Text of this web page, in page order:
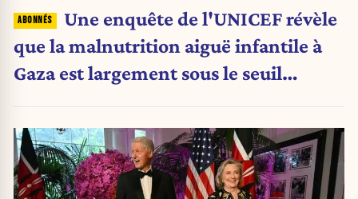
Une enquête de l'UNICEF révèle
que la malnutrition aiguë infantile à
Gaza est largement sous le seuil